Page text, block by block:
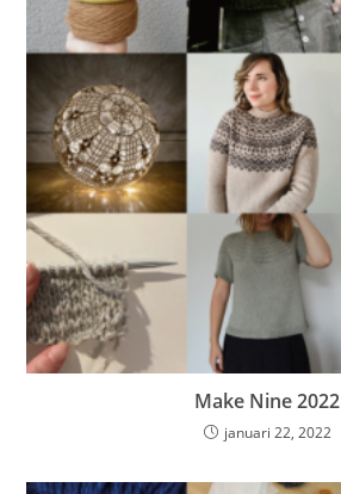
Make Nine 2022
januari 22, 2022